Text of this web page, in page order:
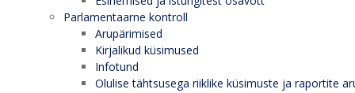
Parlamentaarne kontroll
Arupärimised
Kirjalikud küsimused
Infotund
Olulise tähtsusega riiklike küsimuste ja raportite